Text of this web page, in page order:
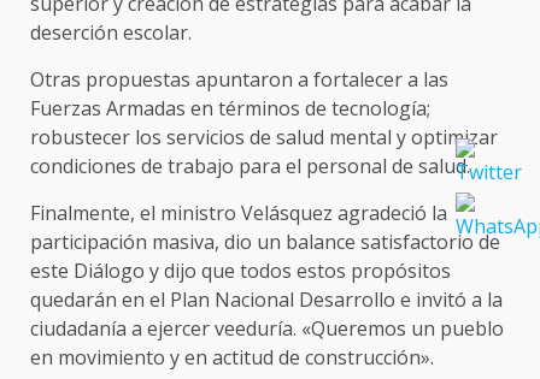
deserción escolar.
Otras propuestas apuntaron a fortalecer a las
Fuerzas Armadas en términos de tecnología;
robustecer los servicios de salud mental y optimizar
condiciones de trabajo para el personal de salud.
Finalmente, el ministro Velásquez agradeció la
participación masiva, dio un balance satisfactorio de
este Diálogo y dijo que todos estos propósitos
quedarán en el Plan Nacional Desarrollo e invitó a la
ciudadanía a ejercer veeduría. «Queremos un pueblo
en movimiento y en actitud de construcción».